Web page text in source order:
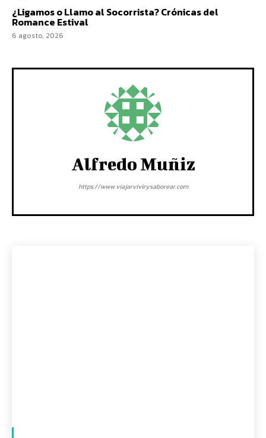
¿Ligamos o Llamo al Socorrista? Crónicas del
Romance Estival
6 agosto, 2026
Alfredo Muñiz
https://www.viajarvivirysaborear.com